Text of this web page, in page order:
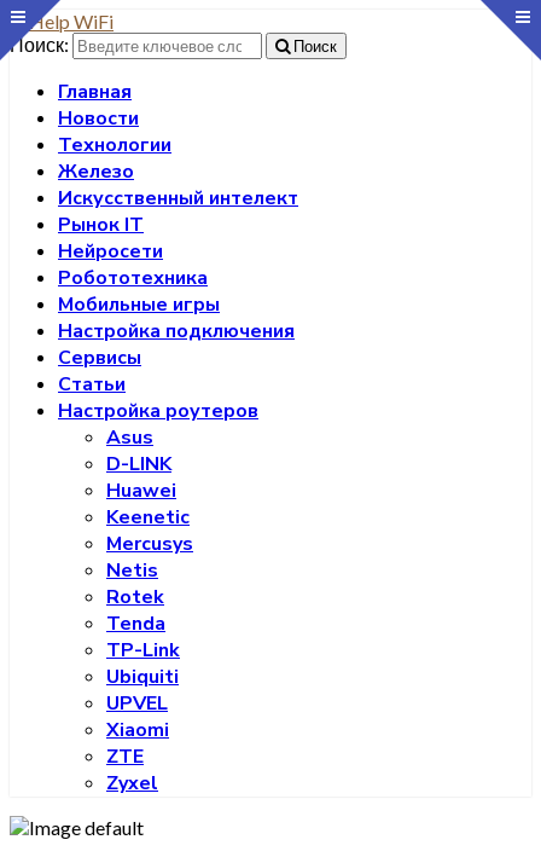
Поиск: Поиск
Главная
Новости
Технологии
Железо
Искусственный интелект
Рынок IT
Нейросети
Робототехника
Мобильные игры
Настройка подключения
Сервисы
Статьи
Настройка роутеров
Asus
D-LINK
Huawei
Keenetic
Mercusys
Netis
Rotek
Tenda
TP-Link
Ubiquiti
UPVEL
Xiaomi
ZTE
Zyxel